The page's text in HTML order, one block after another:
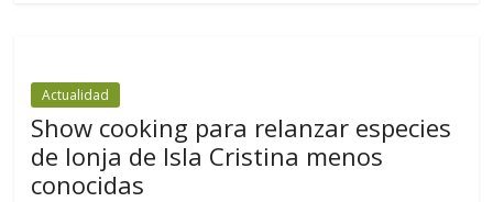
Actualidad
Show cooking para relanzar especies
de lonja de Isla Cristina menos
conocidas